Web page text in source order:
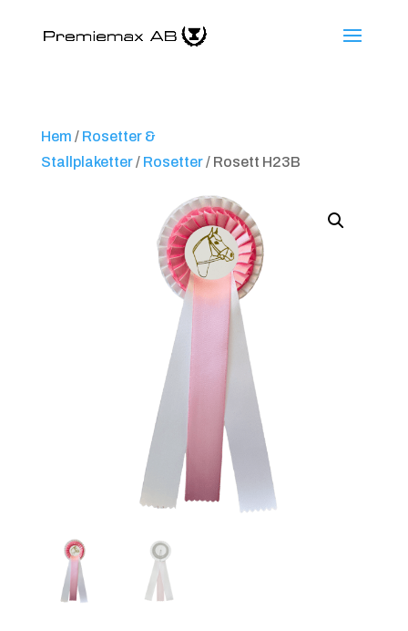
Hem / Rosetter &
Stallplaketter/ Rosetter/ Rosett H23B